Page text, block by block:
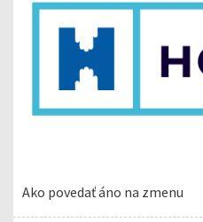
Ako povedať áno na zmenu